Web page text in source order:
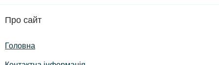
Про сайт
Головна